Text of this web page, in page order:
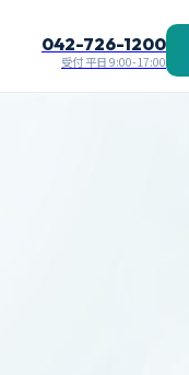
042-726-1200
受付 平日 9:00-17:00